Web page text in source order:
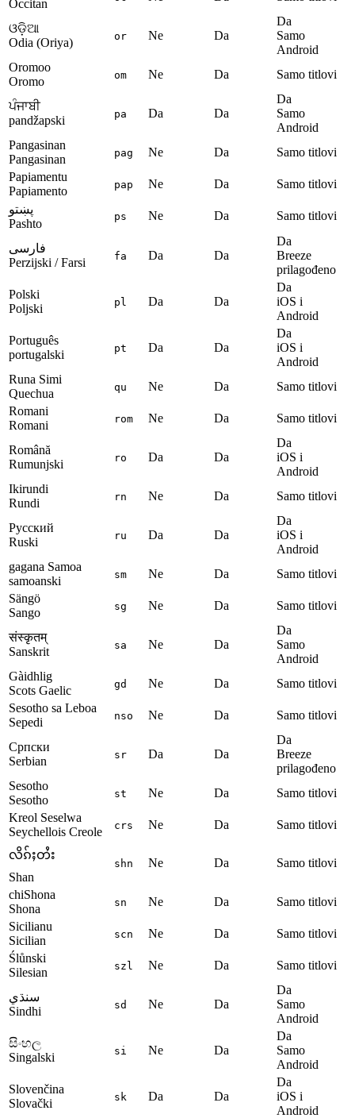
Occitan
ଓଡ଼ିଆ
Odia (Oriya)
or Ne Da
Da
Samo
Android
Oromoo
Oromo
om Ne Da Samo titlovi
ਪੰਜਾਬੀ
pandžapski
pa Da Da
Da
Samo
Android
Pangasinan
Pangasinan
pag Ne Da
Samo titlovi
Papiamentu
Papiamento
pap Ne Da
Samo titlovi
پښتو
Pashto
ps Ne Da Samo titlovi
فارسی
Perzijski / Farsi
fa Da Da
Da
Breeze
prilagođeno
Polski
Poljski
pl Da Da
Da
iOS i
Android
Português
portugalski
pt Da Da
Da
iOS i
Android
Runa Simi
Quechua
qu Ne Da
Samo titlovi
Romani
Romani
rom Ne Da Samo titlovi
Română
Rumunjski
ro Da Da
Da
iOS i
Android
Ikirundi
Rundi
rn Ne Da Samo titlovi
Русский
Ruski
ru Da Da
Da
iOS i
Android
gagana Samoa
samoanski
sm Ne Da
Samo titlovi
Sängö
Sango
sg Ne Da Samo titlovi
संस्कृतम्
Sanskrit
sa Ne Da
Da
Samo
Android
Gàidhlig
Scots Gaelic
gd Ne Da
Samo titlovi
Sesotho sa Leboa
Sepedi
nso Ne Da Samo titlovi
Српски
Serbian
sr Da Da
Da
Breeze
prilagođeno
Sesotho
Sesotho
st Ne Da
Samo titlovi
Kreol Seselwa
Seychellois Creole
crs Ne Da Samo titlovi
လိၵ်ႈတႆး
Shan
shn Ne Da Samo titlovi
chiShona
Shona
sn Ne Da
Samo titlovi
Sicilianu
Sicilian
scn Ne Da
Samo titlovi
Ślůnski
Silesian
szl Ne Da Samo titlovi
سنڌي
Sindhi
sd Ne Da
Da
Samo
Android
සිංහල
Singalski
si Ne Da
Da
Samo
Android
Slovenčina
Slovački
sk Da Da
Da
iOS i
Android